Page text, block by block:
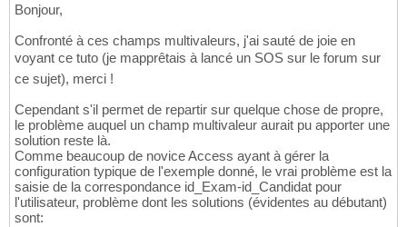
Bonjour,
Confronté à ces champs multivaleurs, j'ai sauté de joie en
voyant ce tuto (je mapprêtais à lancé un SOS sur le forum sur
ce sujet), merci !
Cependant s'il permet de repartir sur quelque chose de propre,
le problème auquel un champ multivaleur aurait pu apporter une
solution reste là.
Comme beaucoup de novice Access ayant à gérer la
configuration typique de l'exemple donné, le vrai problème est la
saisie de la correspondance id_Exam-id_Candidat pour
l'utilisateur, problème dont les solutions (évidentes au débutant)
sont: